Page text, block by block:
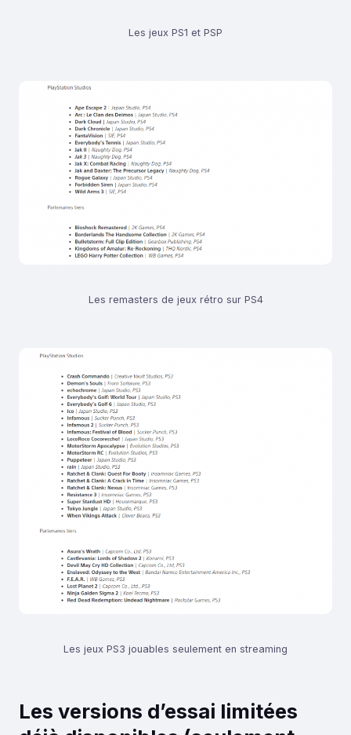
Les jeux PS1 et PSP
Les remasters de jeux rétro sur PS4
Les jeux PS3 jouables seulement en streaming
Les versions d’essai limitées